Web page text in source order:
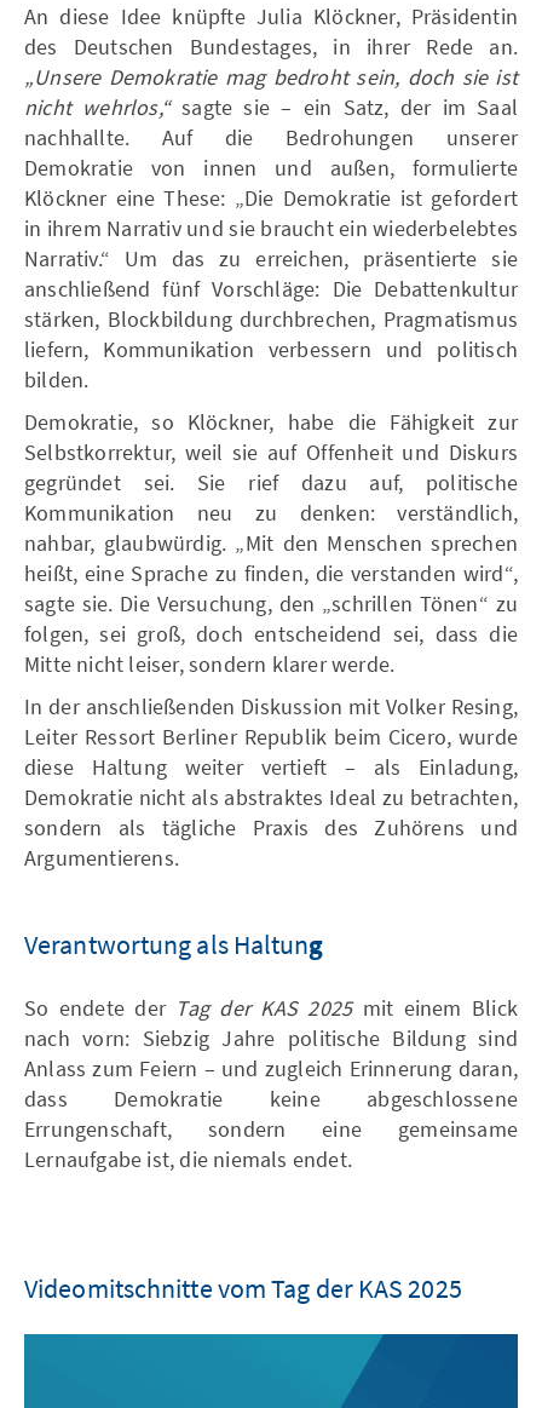
An diese Idee knüpfte Julia Klöckner, Präsidentin
des Deutschen Bundestages, in ihrer Rede an.
„Unsere Demokratie mag bedroht sein, doch sie ist
nicht wehrlos,“sagte sie – ein Satz, der im Saal
nachhallte. Auf die Bedrohungen unserer
Demokratie von innen und außen, formulierte
Klöckner eine These: „Die Demokratie ist gefordert
in ihrem Narrativ und sie braucht ein wiederbelebtes
Narrativ.“ Um das zu erreichen, präsentierte sie
anschließend fünf Vorschläge: Die Debattenkultur
stärken, Blockbildung durchbrechen, Pragmatismus
liefern, Kommunikation verbessern und politisch
bilden.
Demokratie, so Klöckner, habe die Fähigkeit zur
Selbstkorrektur, weil sie auf Offenheit und Diskurs
gegründet sei. Sie rief dazu auf, politische
Kommunikation neu zu denken: verständlich,
nahbar, glaubwürdig. „Mit den Menschen sprechen
heißt, eine Sprache zu finden, die verstanden wird“,
sagte sie. Die Versuchung, den „schrillen Tönen“ zu
folgen, sei groß, doch entscheidend sei, dass die
Mitte nicht leiser, sondern klarer werde.
In der anschließenden Diskussion mit Volker Resing,
Leiter Ressort Berliner Republik beim Cicero, wurde
diese Haltung weiter vertieft – als Einladung,
Demokratie nicht als abstraktes Ideal zu betrachten,
sondern als tägliche Praxis des Zuhörens und
Argumentierens.
Verantwortung als Haltung
So endete der Tag der KAS 2025mit einem Blick
nach vorn: Siebzig Jahre politische Bildung sind
Anlass zum Feiern – und zugleich Erinnerung daran,
dass Demokratie keine abgeschlossene
Errungenschaft, sondern eine gemeinsame
Lernaufgabe ist, die niemals endet.
Videomitschnitte vom Tag der KAS 2025